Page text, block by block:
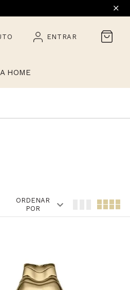
ENTRAR
HOME
ORDENAR
POR